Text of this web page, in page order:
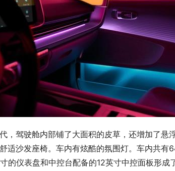
，驾驶舱内部铺了大面积的皮草，还增加了
适沙发座椅。车内有炫酷的氛围灯。车内共
的仪表盘和中控台配备的12英寸中控面板形